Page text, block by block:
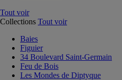
Tout voir
Collections Tout voir
Baies
Figuier
34 Boulevard Saint-Germain
Feu de Bois
Les Mondes de Diptyque